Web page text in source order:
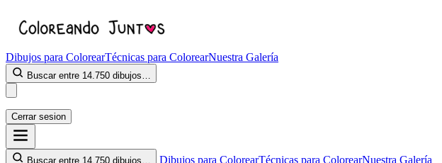
Dibujos para ColorearTécnicas para ColorearNuestra Galería
Buscar entre 14.750 dibujos…
Cerrar sesion
Buscar entre 14.750 dibujos… Dibujos para ColorearTécnicas para ColorearNuestra Galería